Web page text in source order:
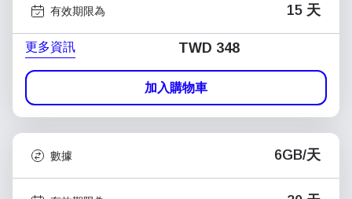
有效期限為 15 天
更多資訊 TWD 348
加入購物車
數據 6GB/天